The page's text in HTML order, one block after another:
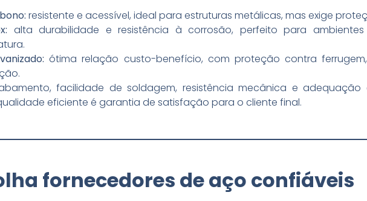
resistente e acessível, ideal para estruturas metálicas, mas exige
alta durabilidade e resistência à corrosão, perfeito para
ótima relação custo-benefício, com proteção contra
facilidade de soldagem, resistência mecânica e
eficiente é garantia de satisfação para o cliente final.
fornecedores de aço confiáveis